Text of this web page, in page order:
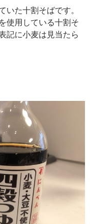
いた十割そばです。
使用している十割そ
記に小麦は見当たら